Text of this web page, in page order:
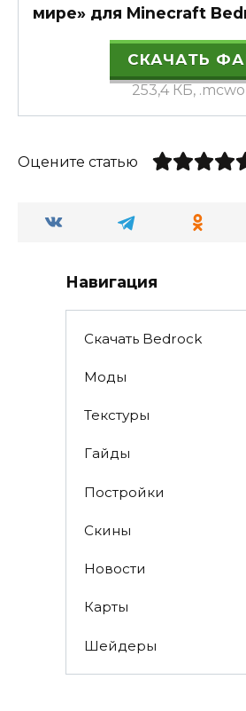
мире» для Minecraft
СКАЧАТЬ
253,4 КБ,
Оцените статью
Навигация
Скачать Bedrock
Моды
Текстуры
Гайды
Постройки
Скины
Новости
Карты
Шейдеры